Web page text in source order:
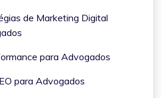
de Marketing Digital
para Advogados
para Advogados